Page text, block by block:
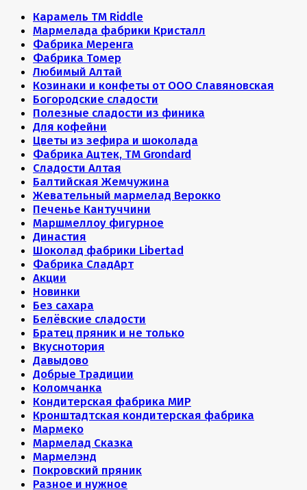
Карамель ТМ Riddle
Мармелада фабрики Кристалл
Фабрика Меренга
Фабрика Томер
Любимый Алтай
Козинаки и конфеты от ООО Славяновская
Богородские сладости
Полезные сладости из финика
Для кофейни
Цветы из зефира и шоколада
Фабрика Ацтек, ТМ Grondard
Сладости Алтая
Балтийская Жемчужина
Жевательный мармелад Верокко
Печенье Кантуччини
Маршмеллоу фигурное
Династия
Шоколад фабрики Libertad
Фабрика СладАрт
Акции
Новинки
Без сахара
Белёвские сладости
Братец пряник и не только
Вкуснотория
Давыдово
Добрые Традиции
Коломчанка
Кондитерская фабрика МИР
Кронштадтская кондитерская фабрика
Мармеко
Мармелад Сказка
Мармелэнд
Покровский пряник
Разное и нужное